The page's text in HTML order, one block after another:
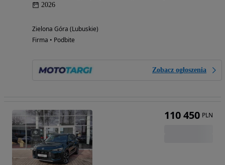
2026
Zielona Góra (Lubuskie)
Firma • Podbite
Zobacz ogłoszenia
110 450 PLN